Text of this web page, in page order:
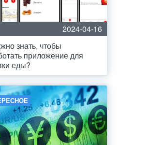
2024-04-16
знать, чтобы
приложение для
еды?